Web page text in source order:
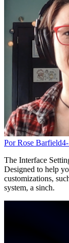
Por Rose Barfield
The Interface
Designed to help
customizations,
system, a sinch.